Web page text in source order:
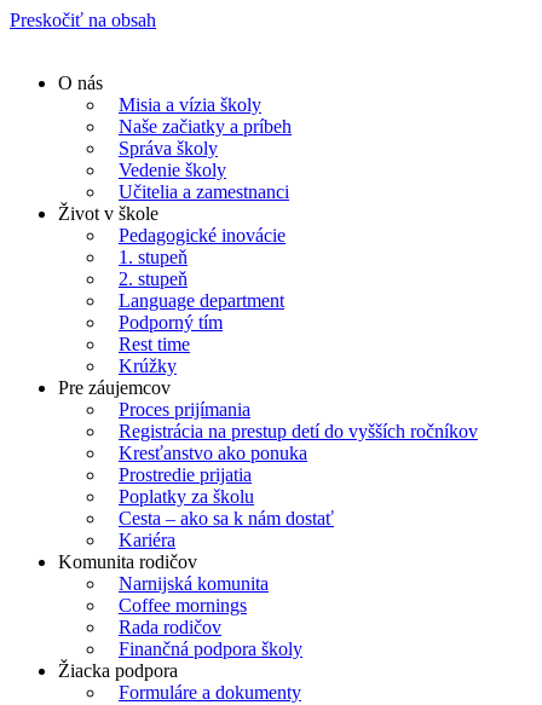
Preskočiť na obsah
O nás
Misia a vízia školy
Naše začiatky a príbeh
Správa školy
Vedenie školy
Učitelia a zamestnanci
Život v škole
Pedagogické inovácie
1. stupeň
2. stupeň
Language department
Podporný tím
Rest time
Krúžky
Pre záujemcov
Proces prijímania
Registrácia na prestup detí do vyšších ročníkov
Kresťanstvo ako ponuka
Prostredie prijatia
Poplatky za školu
Cesta – ako sa k nám dostať
Kariéra
Komunita rodičov
Narnijská komunita
Coffee mornings
Rada rodičov
Finančná podpora školy
Žiacka podpora
Formuláre a dokumenty